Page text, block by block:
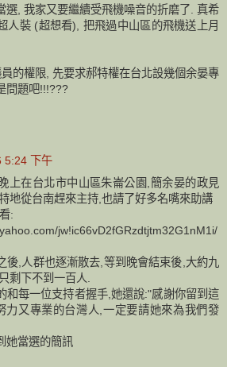
選, 我家又要繼續受飛機噪音的折磨了. 真希
人裝 (超想看), 把飛過中山區的飛機送上月
的權限, 先要求郝特權在台北設幾個余晏專
問題吧!!!???
5:24 下午
上在台北市中山區朱崙公園,簡余晏的政見
地從台南趕來主持,也請了好多名嘴來助講
:
jw!ic66vD2fGRzdtjtm32G1nM1i/
後,人群也逐漸散去,等到晚會結束後,大約九
剩下不到一百人.
和每一位支持者握手,她還說:"感謝你留到這
力又專業的台灣人,一定要請她來為我們發
她當選的簡訊